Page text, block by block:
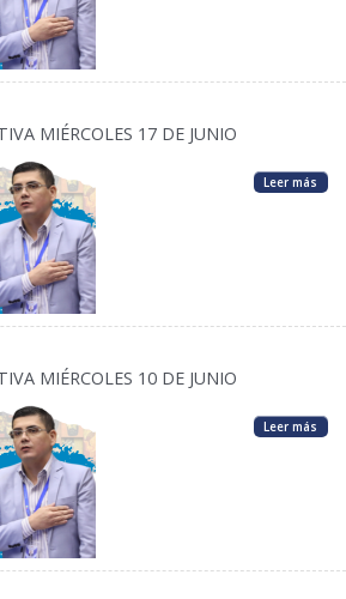
MIÉRCOLES 17 DE JUNIO
Leer más
MIÉRCOLES 10 DE JUNIO
Leer más